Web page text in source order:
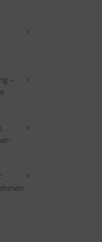
–